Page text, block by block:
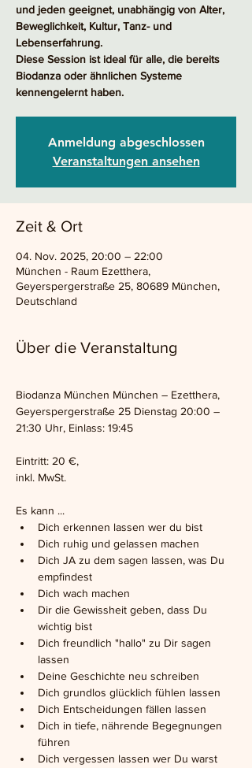
und jeden geeignet, unabhängig von Alter,
Beweglichkeit, Kultur, Tanz- und
Lebenserfahrung.
Diese Session ist ideal für alle, die bereits
Biodanza oder ähnlichen Systeme
kennengelernt haben.
Anmeldung abgeschlossen
Veranstaltungen ansehen
Zeit & Ort
04. Nov. 2025, 20:00 – 22:00
München - Raum Ezetthera,
Geyerspergerstraße 25, 80689 München,
Deutschland
Über die Veranstaltung
Biodanza München München – Ezetthera,
Geyerspergerstraße 25 Dienstag 20:00 –
21:30 Uhr, Einlass: 19:45
Eintritt: 20 €,
inkl. MwSt.
Es kann ...
Dich erkennen lassen wer du bist
Dich ruhig und gelassen machen
Dich JA zu dem sagen lassen, was Du
empfindest
Dich wach machen
Dir die Gewissheit geben, dass Du
wichtig bist
Dich freundlich "hallo" zu Dir sagen
lassen
Deine Geschichte neu schreiben
Dich grundlos glücklich fühlen lassen
Dich Entscheidungen fällen lassen
Dich in tiefe, nährende Begegnungen
führen
Dich vergessen lassen wer Du warst